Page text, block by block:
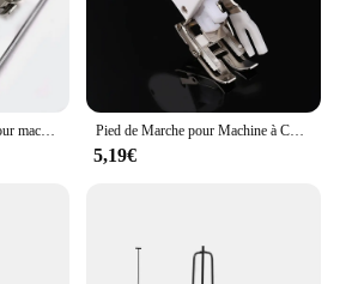
Pied de Marche pour Machine à Coudre SAknit, Tige Basse de 7mm, 1 Pièce, Nouveauté
5,19€